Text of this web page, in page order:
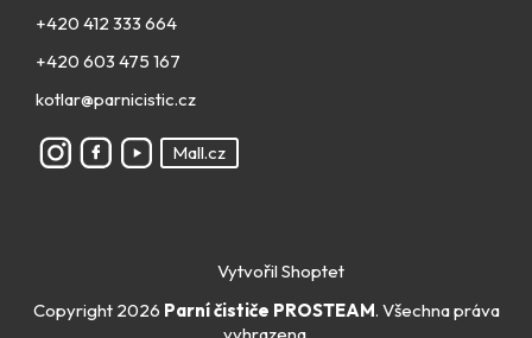
+420 412 333 664
+420 603 475 167
kotlar@parnicistic.cz
Mall.cz
Vytvořil Shoptet
Copyright 2026 Parní čističe PROSTEAM. Všechna práva